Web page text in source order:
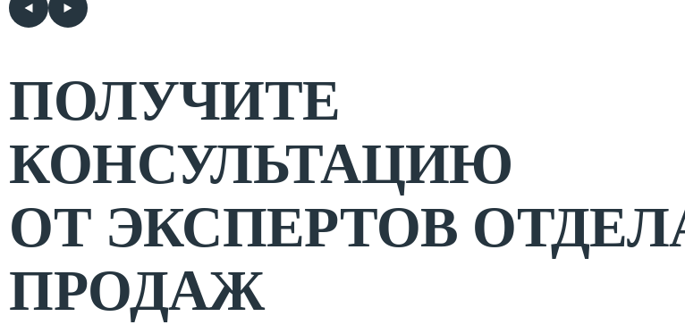
ПОЛУЧИТЕ
КОНСУЛЬТАЦИЮ
ОТ ЭКСПЕРТОВ
ПРОДАЖ